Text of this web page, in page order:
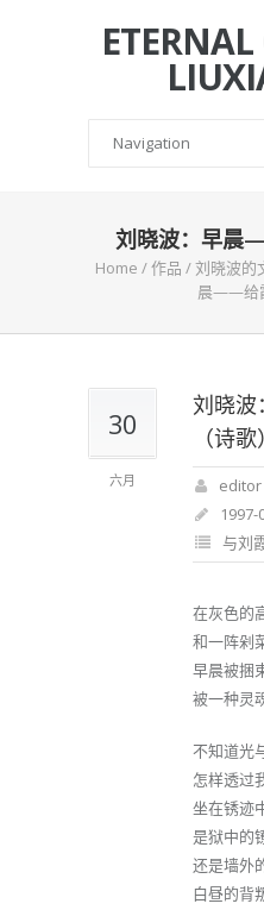
刘晓波：早晨
Home /作品 /刘晓波的
晨——给
30
六月
刘晓
（诗歌）
editor
1997-
与刘
在灰色的
和一阵剁
早晨被捆
被一种灵
不知道光
怎样透过
坐在锈迹
是狱中的
还是墙外
白昼的背